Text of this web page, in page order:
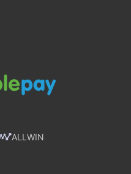
ALLWIN